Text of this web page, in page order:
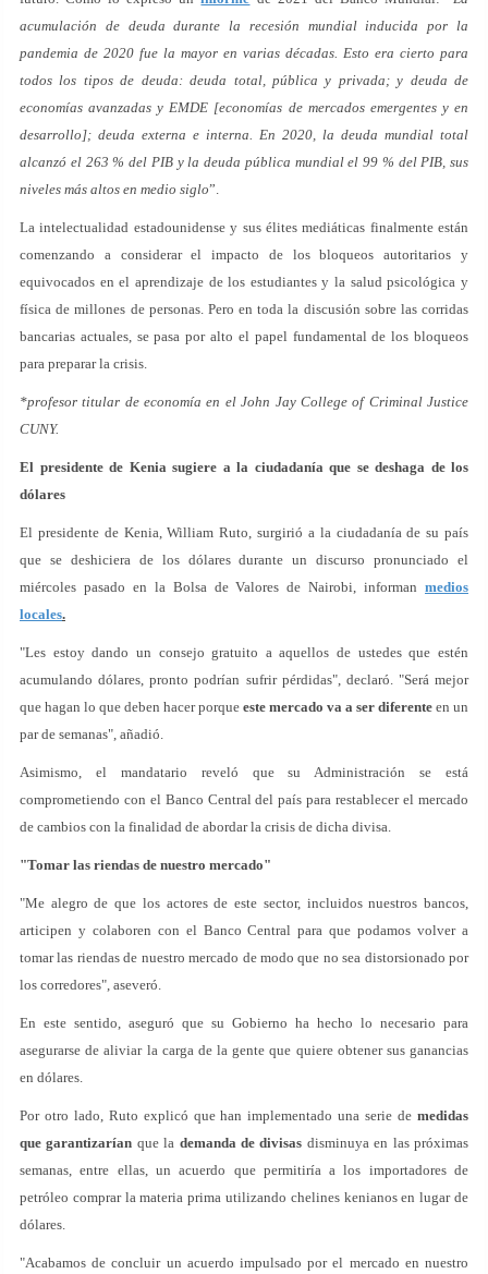
acumulación de deuda durante la recesión mundial inducida por la
pandemia de 2020 fue la mayor en varias décadas. Esto era cierto para
todos los tipos de deuda: deuda total, pública y privada; y deuda de
economías avanzadas y EMDE [economías de mercados emergentes y en
desarrollo]; deuda externa e interna. En 2020, la deuda mundial total
alcanzó el 263 % del PIB y la deuda pública mundial el 99 % del PIB, sus
niveles más altos en medio siglo”.
La intelectualidad estadounidense y sus élites mediáticas finalmente están
comenzando a considerar el impacto de los bloqueos autoritarios y
equivocados en el aprendizaje de los estudiantes y la salud psicológica y
física de millones de personas. Pero en toda la discusión sobre las corridas
bancarias actuales, se pasa por alto el papel fundamental de los bloqueos
para preparar la crisis.
*profesor titular de economía en el John Jay College of Criminal Justice
CUNY.
El presidente de Kenia sugiere a la ciudadanía que se deshaga de los
dólares
El presidente de Kenia, William Ruto, surgirió a la ciudadanía de su país
que se deshiciera de los dólares durante un discurso pronunciado el
miércoles pasado en la Bolsa de Valores de Nairobi, informan medios
locales.
"Les estoy dando un consejo gratuito a aquellos de ustedes que estén
acumulando dólares, pronto podrían sufrir pérdidas", declaró. "Será mejor
que hagan lo que deben hacer porque este mercado va a ser diferente en un
par de semanas", añadió.
Asimismo, el mandatario reveló que su Administración se está
comprometiendo con el Banco Central del país para restablecer el mercado
de cambios con la finalidad de abordar la crisis de dicha divisa.
"Tomar las riendas de nuestro mercado"
"Me alegro de que los actores de este sector, incluidos nuestros bancos,
articipen y colaboren con el Banco Central para que podamos volver a
tomar las riendas de nuestro mercado de modo que no sea distorsionado por
los corredores", aseveró.
En este sentido, aseguró que su Gobierno ha hecho lo necesario para
asegurarse de aliviar la carga de la gente que quiere obtener sus ganancias
en dólares.
Por otro lado, Ruto explicó que han implementado una serie de medidas
que garantizarían que la demanda de divisas disminuya en las próximas
semanas, entre ellas, un acuerdo que permitiría a los importadores de
petróleo comprar la materia prima utilizando chelines kenianos en lugar de
dólares.
"Acabamos de concluir un acuerdo impulsado por el mercado en nuestro